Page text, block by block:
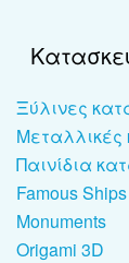
Ξύλινες
Μεταλλικές
Παινίδια
Famous Ships
Monuments
Origami 3D